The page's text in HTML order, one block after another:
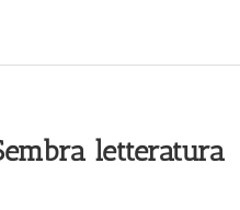
letteratura